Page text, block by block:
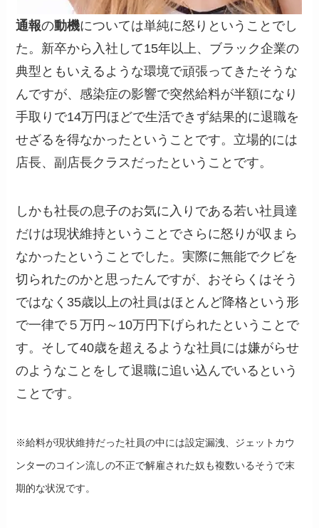
通報の動機については単純に怒りということでし
た。新卒から入社して15年以上、ブラック企業の
典型ともいえるような環境で頑張ってきたそうな
んですが、感染症の影響で突然給料が半額になり
手取りで14万円ほどで生活できず結果的に退職を
せざるを得なかったということです。立場的には
店長、副店長クラスだったということです。
しかも社長の息子のお気に入りである若い社員達
だけは現状維持ということでさらに怒りが収まら
なかったということでした。実際に無能でクビを
切られたのかと思ったんですが、おそらくはそう
ではなく35歳以上の社員はほとんど降格という形
で一律で５万円～10万円下げられたということで
す。そして40歳を超えるような社員には嫌がらせ
のようなことをして退職に追い込んでいるという
ことです。
※給料が現状維持だった社員の中には設定漏洩、ジェットカウ
ンターのコイン流しの不正で解雇された奴も複数いるそうで末
期的な状況です。